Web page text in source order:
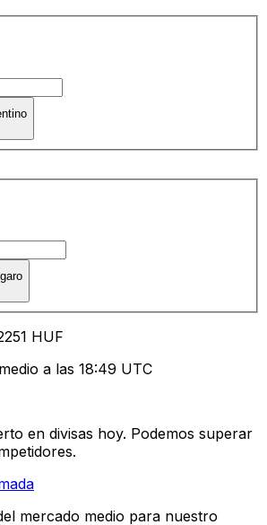
HUF
a las 18:49 UTC
en divisas hoy. Podemos superar
mercado medio para nuestro